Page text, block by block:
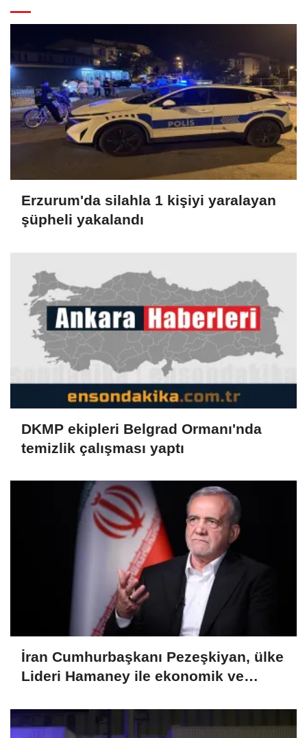
Erzurum'da silahla 1 kişiyi yaralayan
şüpheli yakalandı
DKMP ekipleri Belgrad Ormanı'nda
temizlik çalışması yaptı
İran Cumhurbaşkanı Pezeşkiyan, ülke
Lideri Hamaney ile ekonomik ve